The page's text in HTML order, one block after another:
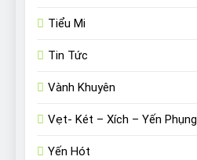
Tiểu Mi
Tin Tức
Vành Khuyên
Vẹt- Két – Xích – Yến Phụng
Yến Hót